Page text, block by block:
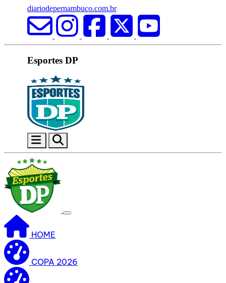
diariodepernambuco.com.br
Esportes DP
HOME
COPA 2026